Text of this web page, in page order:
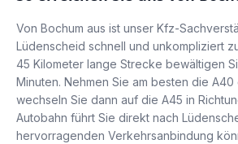
Von Bochum aus ist unser Kfz-
Lüdenscheid schnell und unkompliziert
45 Kilometer lange Strecke bewältigen
Minuten. Nehmen Sie am besten die
wechseln Sie dann auf die A45 in
Autobahn führt Sie direkt nach
hervorragenden Verkehrsanbindung